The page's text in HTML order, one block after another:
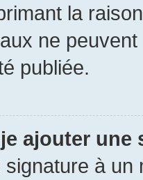
la
ne
publiée.
ajouter une
à un